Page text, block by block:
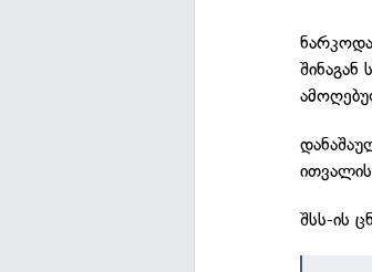
შინაგან
შსს-ის